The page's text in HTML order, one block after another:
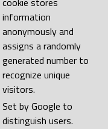
information
anonymously and
assigns a randomly
generated number to
recognize unique
visitors.
Set by Google to
distinguish users.